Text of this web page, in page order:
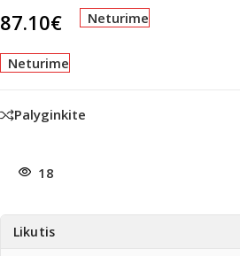
87.10€ Neturime
Neturime
Palyginkite
18
Likutis